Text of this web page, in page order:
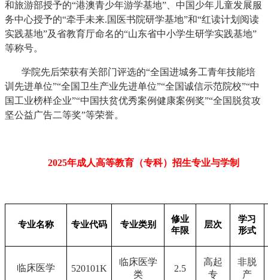
和旅游部授予的“港澳青少年游学基地”、中国少年儿童发展服
务中心授予的“牵手未来.国医书院研学基地”和“红读计划阅读
实践基地”及省教育厅命名的“山东省中小学生研学实践基地”
等称号。
学院先后荣获有关部门评选的“全国进城务工青年技能培
训先进单位”“全国卫生产业先进单位”“全国诚信示范院校”“中
国工业榜样企业”“中国扶贫优秀案例健康案例奖”“全国脱贫攻
坚公益广告二等奖”等荣誉。
2025年成人高等教育（专科）招生专业与学制
专业名称 专业代码 专业类别
修业
年限
层次
学习
形式
临床医学 520101K
临床医学
类
2.5
高起
专
非脱
产